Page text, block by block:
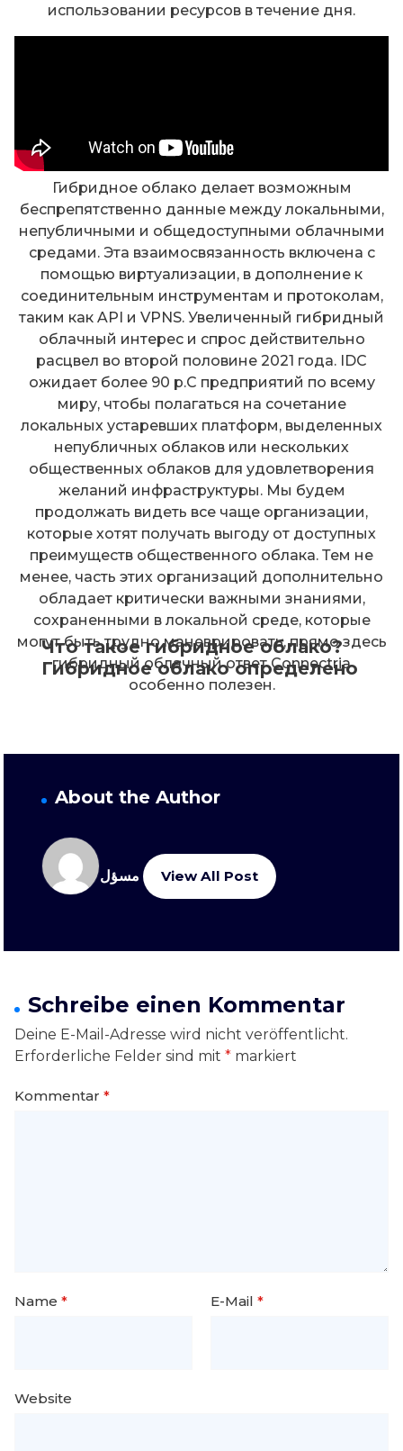
Что такое гибридное облако?
Гибридное облако определено
использовании ресурсов в течение дня.
Гибридное облако делает возможным
беспрепятственно данные между локальными,
непубличными и общедоступными облачными
средами. Эта взаимосвязанность включена с
помощью виртуализации, в дополнение к
соединительным инструментам и протоколам,
таким как API и VPNS. Увеличенный гибридный
облачный интерес и спрос действительно
расцвел во второй половине 2021 года. IDC
ожидает более 90 р.C предприятий по всему
миру, чтобы полагаться на сочетание
локальных устаревших платформ, выделенных
непубличных облаков или нескольких
общественных облаков для удовлетворения
желаний инфраструктуры. Мы будем
продолжать видеть все чаще организации,
которые хотят получать выгоду от доступных
преимуществ общественного облака. Тем не
менее, часть этих организаций дополнительно
обладает критически важными знаниями,
сохраненными в локальной среде, которые
могут быть трудно маневрировать, прямо здесь
гибридный облачный ответ Connectria
особенно полезен.
About the Author
مسؤل View All Post
Schreibe einen Kommentar
Deine E-Mail-Adresse wird nicht veröffentlicht.
Erforderliche Felder sind mit * markiert
Kommentar *
Name * E-Mail *
Website